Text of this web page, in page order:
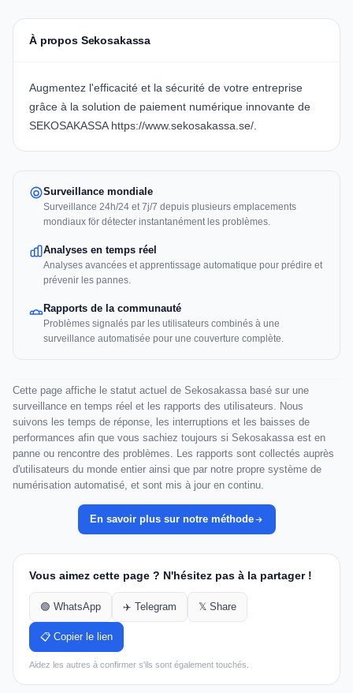
À propos Sekosakassa
Augmentez l'efficacité et la sécurité de votre entreprise
grâce à la solution de paiement numérique innovante de
SEKOSAKASSAhttps://www.sekosakassa.se/.
Surveillance mondiale
Surveillance 24h/24 et 7j/7 depuis plusieurs emplacements
mondiaux för détecter instantanément les problèmes.
Analyses en temps réel
Analyses avancées et apprentissage automatique pour prédire et
prévenir les pannes.
Rapports de la communauté
Problèmes signalés par les utilisateurs combinés à une
surveillance automatisée pour une couverture complète.
Cette page affiche le statut actuel de Sekosakassa basé sur une
surveillance en temps réel et les rapports des utilisateurs. Nous
suivons les temps de réponse, les interruptions et les baisses de
performances afin que vous sachiez toujours si Sekosakassa est en
panne ou rencontre des problèmes. Les rapports sont collectés auprès
d'utilisateurs du monde entier ainsi que par notre propre système de
numérisation automatisé, et sont mis à jour en continu.
En savoir plus sur notre méthode
Vous aimez cette page ? N'hésitez pas à la partager !
🟢 WhatsApp ✈️ Telegram 𝕏 Share
📋 Copier le lien
Aidez les autres à confirmer s'ils sont également touchés.